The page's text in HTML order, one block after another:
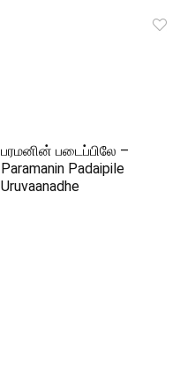
பரமனின் படைப்பிலே –
Paramanin Padaipile
Uruvaanadhe